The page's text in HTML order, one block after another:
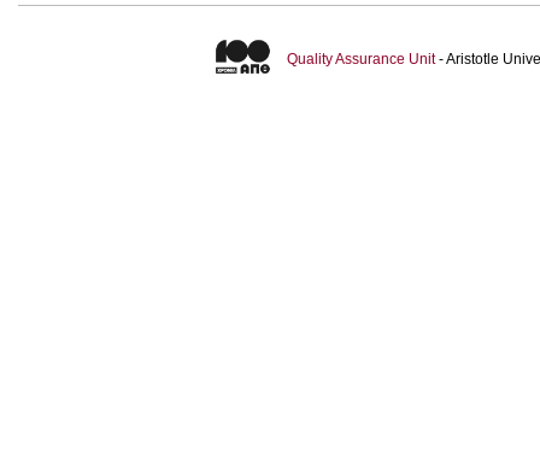
Quality Assurance Unit- Aristotle